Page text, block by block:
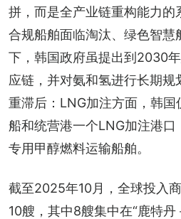
拼，而是全产业链重构能力的
合规船舶面临淘汰、绿色智慧
下，韩国政府虽提出到2030
应链，并对氨和氢进行长期
重滞后：LNG加注方面，韩
船和统营港一个LNG加注港
专用甲醇燃料运输船舶。
截至2025年10月，全球投入
10艘，其中8艘集中在“鹿特丹